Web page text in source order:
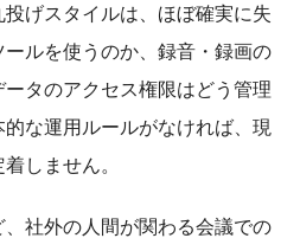
げスタイルは、ほぼ確実に失
ルを使うのか、録音・録画の
タのアクセス権限はどう管理
な運用ルールがなければ、現
しません。
社外の人間が関わる会議での